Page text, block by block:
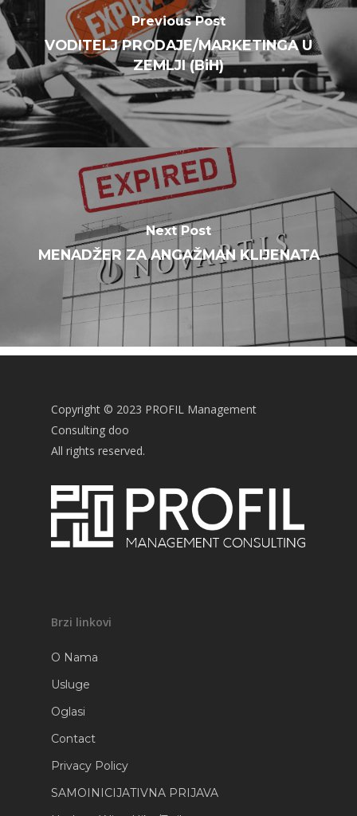
Previous Post
VODITELJ PRODAJE/MARKETINGA U
ZEMLJI (BiH)
Next Post
MENADŽER ZA ANGAŽMAN KLIJENATA
Copyright © 2023 PROFIL Management
Consulting doo
All rights reserved.
Brzi linkovi
O Nama
Usluge
Oglasi
Contact
Privacy Policy
SAMOINICIJATIVNA PRIJAVA